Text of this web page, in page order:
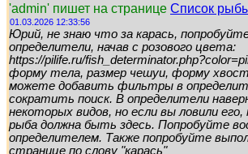
'admin' пишет на странице Список
01.03.2026 12:33:56
Юрий, не знаю что за карась,
определители, начав с розового цвета:
https://pilife.ru/
форму тела, размер чешуи, форму
можете добавить фильтры в
сократить поиск. В определители
некоторых видов, но если вы ловили
рыба должна быть здесь. Попробуйте
определителем. Также попробуйте
странице по слову "карась"